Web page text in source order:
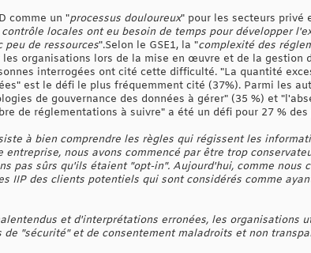
comme un "processus douloureux" pour les secteurs privé
locales ont eu besoin de temps pour développer
peu de ressources".Selon le GSE1, la "complexité des
organisations lors de la mise en œuvre et de la gestion
interrogées ont cité cette difficulté. "La quantité
est le défi le plus fréquemment cité (37%). Parmi les
de gouvernance des données à gérer" (35 %) et
de réglementations à suivre" a été un défi pour 27 %
à bien comprendre les règles qui régissent les
nous avons commencé par être trop
pas sûrs qu'ils étaient "opt-in". Aujourd'hui, comme nous
IIP des clients potentiels qui sont considérés comme
et d'interprétations erronées, les organisations
de "sécurité" et de consentement maladroits et non